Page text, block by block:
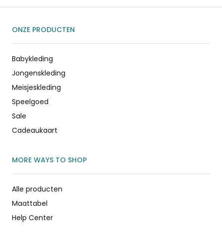
ONZE PRODUCTEN
Babykleding
Jongenskleding
Meisjeskleding
Speelgoed
Sale
Cadeaukaart
MORE WAYS TO SHOP
Alle producten
Maattabel
Help Center